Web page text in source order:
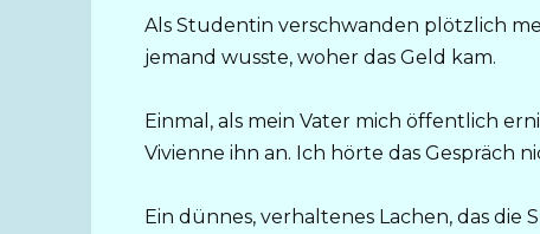
Als Studentin verschwanden plötzlich
jemand wusste, woher das Geld kam.
Einmal, als mein Vater mich öffentlich
Vivienne ihn an. Ich hörte das Gespräch
Ein dünnes, verhaltenes Lachen, das